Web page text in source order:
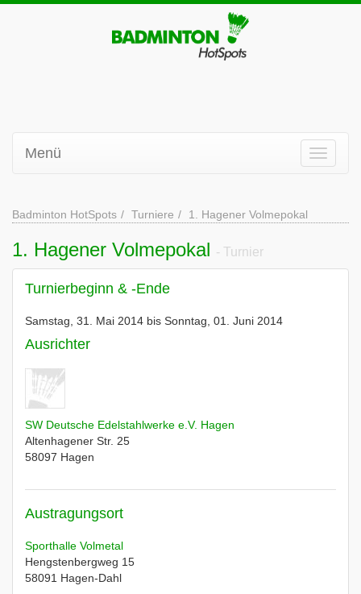
Menü
Badminton HotSpots Turniere 1. Hagener Volmepokal
1. Hagener Volmepokal - Turnier
Turnierbeginn & -Ende
Samstag, 31. Mai 2014 bis Sonntag, 01. Juni 2014
Ausrichter
SW Deutsche Edelstahlwerke e.V. Hagen
Altenhagener Str. 25
58097 Hagen
Austragungsort
Sporthalle Volmetal
Hengstenbergweg 15
58091 Hagen-Dahl